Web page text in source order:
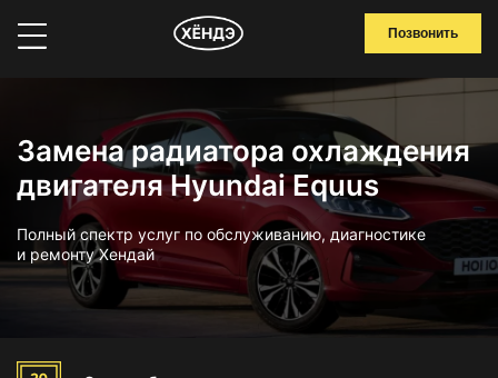
Позвонить
Замена радиатора охлаждения
двигателя Hyundai Equus
Полный спектр услуг по обслуживанию, диагностике
и ремонту Хендай